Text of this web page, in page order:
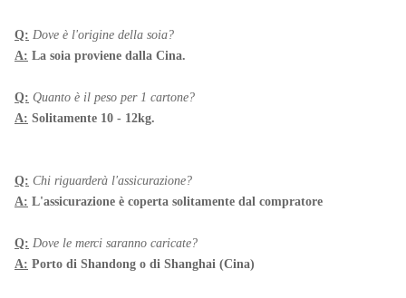
Q: Dove è l'origine della soia?
A: La soia proviene dalla Cina.
Q: Quanto è il peso per 1 cartone?
A: Solitamente 10 - 12kg.
Q: Chi riguarderà l'assicurazione?
A: L'assicurazione è coperta solitamente dal compratore
Q: Dove le merci saranno caricate?
A: Porto di Shandong o di Shanghai (Cina)